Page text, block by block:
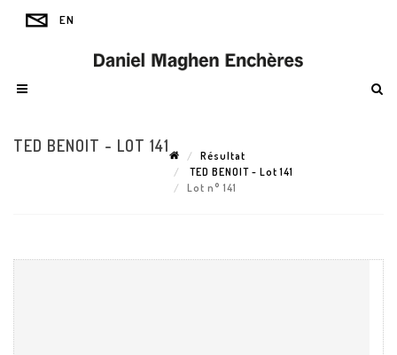
TED BENOIT - LOT 141
Résultat
TED BENOIT - Lot 141
Lot n° 141